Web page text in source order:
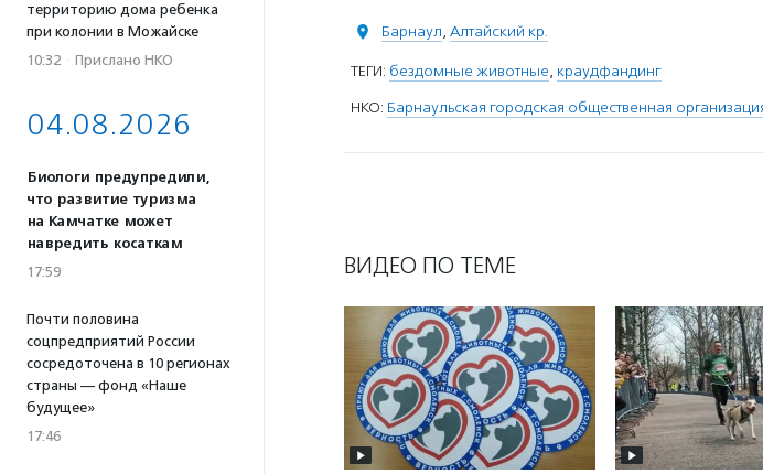
территорию дома ребенка
при колонии в Можайске
10:32 · Прислано НКО
04.08.2026
Биологи предупредили,
что развитие туризма
на Камчатке может
навредить косаткам
17:59
Почти половина
соцпредприятий России
сосредоточена в 10 регионах
страны — фонд «Наше
будущее»
17:46
Барнаул, Алтайский кр.
ТЕГИ: бездомные животные, краудфандинг
НКО: Барнаульская городская общественная
ВИДЕО ПО ТЕМЕ